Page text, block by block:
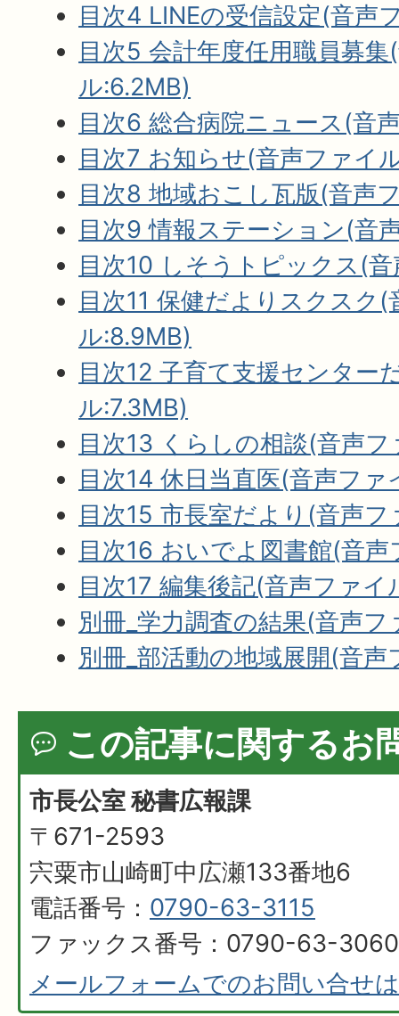
目次4 LINEの受信設定(音声
目次5 会計年度任用職員募
ル:6.2MB)
目次6 総合病院ニュース(音
目次7 お知らせ(音声ファイ
目次8 地域おこし瓦版(音声
目次9 情報ステーション(音
目次10 しそうトピックス(
目次11 保健だよりスクスク(
ル:8.9MB)
目次12 子育て支援センター
ル:7.3MB)
目次13 くらしの相談(音声
目次14 休日当直医(音声ファ
目次15 市長室だより(音声
目次16 おいでよ図書館(音
目次17 編集後記(音声ファイ
別冊_学力調査の結果(音声
別冊_部活動の地域展開(音
この記事に関するお
市長公室 秘書広報課
〒671-2593
宍粟市山崎町中広瀬133番地6
電話番号： 0790-63-3115
ファックス番号：0790-63-3060
メールフォームでのお問い合せ